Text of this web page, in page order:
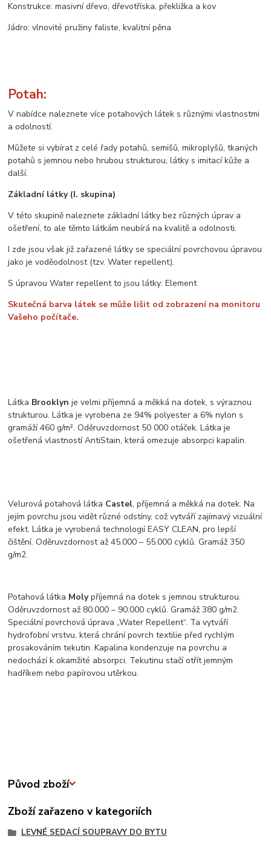
Konstrukce: masivní dřevo, dřevotříska, překližka a kov
Jádro: vlnovité pružiny faliste, kvalitní pěna
Potah:
V nabídce naleznete více potahových látek s různými vlastnostmi
a odolností.
Můžete si vybírat z celé řady potahů, semišů, mikroplyšů, tkaných
potahů s jemnou nebo hrubou strukturou, látky s imitací kůže a
další.
Základní látky (I. skupina)
V této skupině naleznete základní látky bez různých úprav a
ošetření, to ale těmto látkám neubírá na kvalitě a odolnosti.
I zde jsou však již zařazené látky se speciální povrchovou úpravou
jako je voděodolnost (tzv. Water repellent).
S úpravou Water repellent to jsou látky: Element
Skutečná barva látek se může lišit od zobrazení na monitoru
Vašeho počítače.
Látka Brooklyn je velmi příjemná a měkká na dotek, s výraznou
strukturou. Látka je vyrobena ze 94% polyester a 6% nylon s
gramáží 460 g/m². Oděruvzdornost 50 000 otáček. Látka je
ošetřená vlastností AntiStain, která omezuje absorpci kapalin.
Velurová potahová látka Castel, příjemná a měkká na dotek. Na
jejím povrchu jsou vidět různé odstíny, což vytváří zajímavý vizuální
efekt. Látka je vyrobená technologií EASY CLEAN, pro lepší
čištění. Oděruvzdornost až 45.000 – 55.000 cyklů. Gramáž 350
g/m2.
Potahová látka Molypříjemná na dotek s jemnou strukturou.
Oděruvzdornost až 80.000 – 90.000 cyklů. Gramáž 380 g/m2.
Speciální povrchová úprava „Water Repellent“. Ta vytváří
hydrofobní vrstvu, která chrání povrch textilie před rychlým
prosakováním tekutin. Kapalina kondenzuje na povrchu a
nedochází k okamžité absorpci. Tekutinu stačí otřít jemným
hadříkem nebo papírovou utěrkou.
Původ zboží
Zboží zařazeno v kategoriích
LEVNÉ SEDACÍ SOUPRAVY DO BYTU